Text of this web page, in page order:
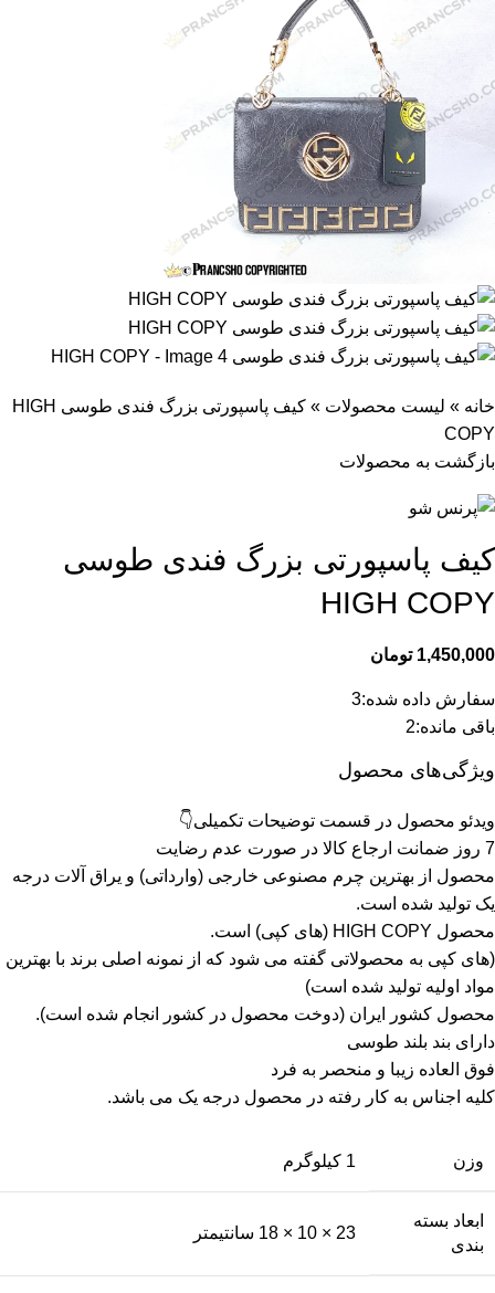
خانه » لیست محصولات »
کیف پاسپورتی بزرگ فندی طوسی HIGH
COPY
بازگشت به محصولات
کیف پاسپورتی بزرگ فندی طوسی
HIGH COPY
1,450,000 تومان
سفارش داده شده:3
باقی مانده:2
ویژگی‌های محصول
ویدئو محصول در قسمت توضیحات تکمیلی👇
7 روز ضمانت ارجاع کالا در صورت عدم رضایت
محصول از بهترین چرم مصنوعی خارجی (وارداتی) و یراق آلات درجه
یک تولید شده است.
محصول HIGH COPY (های کپی) است.
(های کپی به محصولاتی گفته می شود که از نمونه اصلی برند با بهترین
مواد اولیه تولید شده است)
محصول کشور ایران (دوخت محصول در کشور انجام شده است).
دارای بند بلند طوسی
فوق العاده زیبا و منحصر به فرد
کلیه اجناس به کار رفته در محصول درجه یک می باشد.
وزن 1 کیلوگرم
ابعاد بسته
بندی
23 × 10 × 18 سانتیمتر